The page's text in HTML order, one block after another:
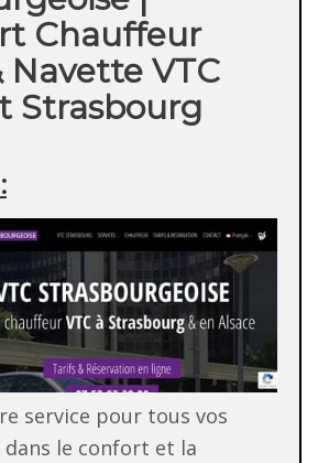
Chauffeur
Navette VTC
Strasbourg
service pour tous vos
le confort et la